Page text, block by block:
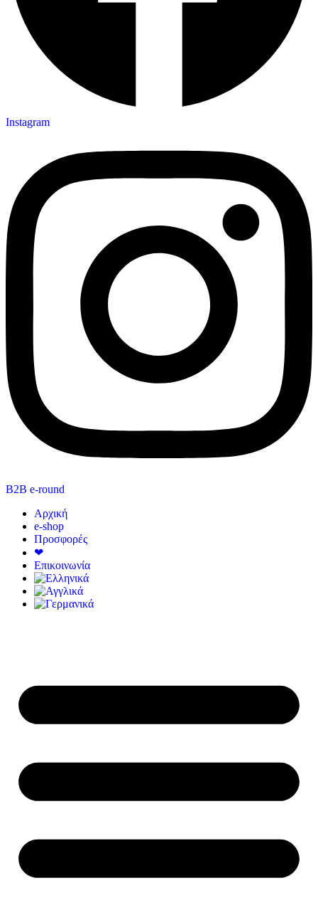
Instagram
B2B e-round
Αρχική
e-shop
Προσφορές
❤
Επικοινωνία